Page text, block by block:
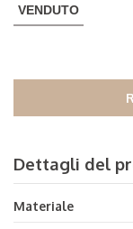
VENDUTO
Dettagli del
Materiale